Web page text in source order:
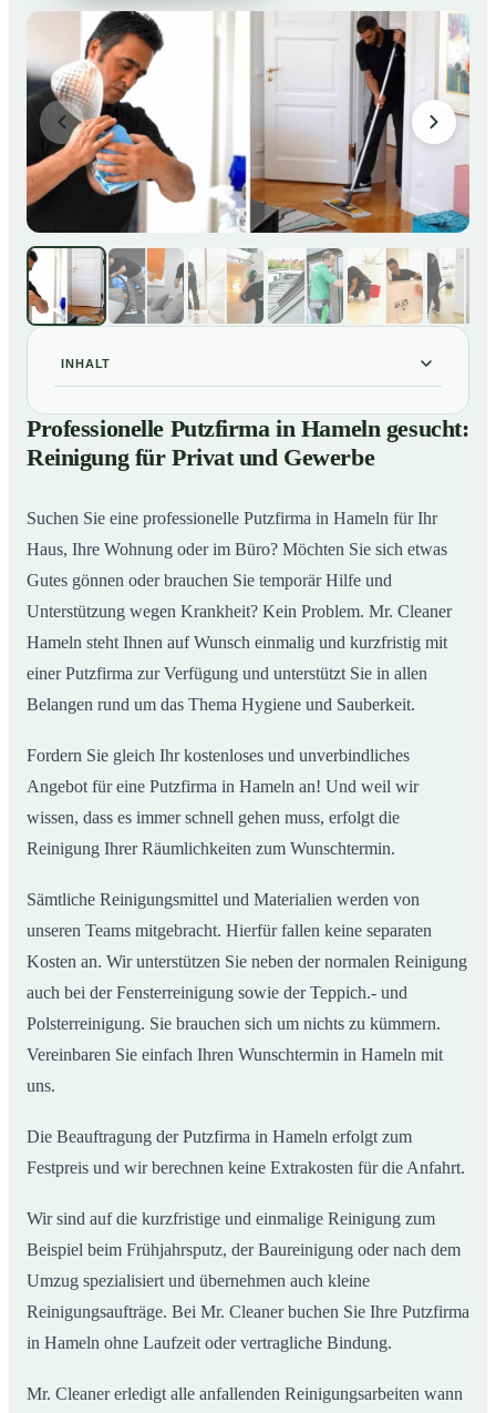
INHALT
01 Professionelle Putzfirma in Hameln gesucht:
Reinigung für Privat und Gewerbe
So arbeitet eine Putzfirma in Hameln
Professionelle Putzfirma in Hameln gesucht:
Reinigung für Privat und Gewerbe
Suchen Sie eine professionelle Putzfirma in Hameln für Ihr
Haus, Ihre Wohnung oder im Büro? Möchten Sie sich etwas
Gutes gönnen oder brauchen Sie temporär Hilfe und
Unterstützung wegen Krankheit? Kein Problem. Mr. Cleaner
Hameln steht Ihnen auf Wunsch einmalig und kurzfristig mit
einer Putzfirma zur Verfügung und unterstützt Sie in allen
Belangen rund um das Thema Hygiene und Sauberkeit.
Fordern Sie gleich Ihr kostenloses und unverbindliches
Angebot für eine Putzfirma in Hameln an! Und weil wir
wissen, dass es immer schnell gehen muss, erfolgt die
Reinigung Ihrer Räumlichkeiten zum Wunschtermin.
Sämtliche Reinigungsmittel und Materialien werden von
unseren Teams mitgebracht. Hierfür fallen keine separaten
Kosten an. Wir unterstützen Sie neben der normalen Reinigung
auch bei der Fensterreinigung sowie der Teppich.- und
Polsterreinigung. Sie brauchen sich um nichts zu kümmern.
Vereinbaren Sie einfach Ihren Wunschtermin in Hameln mit
uns.
Die Beauftragung der Putzfirma in Hameln erfolgt zum
Festpreis und wir berechnen keine Extrakosten für die Anfahrt.
Wir sind auf die kurzfristige und einmalige Reinigung zum
Beispiel beim Frühjahrsputz, der Baureinigung oder nach dem
Umzug spezialisiert und übernehmen auch kleine
Reinigungsaufträge. Bei Mr. Cleaner buchen Sie Ihre Putzfirma
in Hameln ohne Laufzeit oder vertragliche Bindung.
Mr. Cleaner erledigt alle anfallenden Reinigungsarbeiten wann